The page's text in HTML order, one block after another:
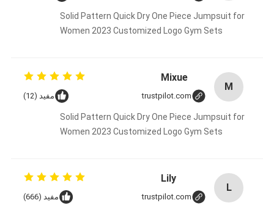
Solid Pattern Quick Dry One Piece Jumpsuit for
Women 2023 Customized Logo Gym Sets
M
Mixue
trustpilot.com مفید (12)
Solid Pattern Quick Dry One Piece Jumpsuit for
Women 2023 Customized Logo Gym Sets
L
Lily
trustpilot.com مفید (666)